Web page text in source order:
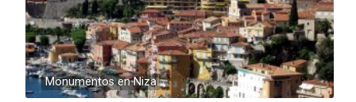
Monumentos en Niza